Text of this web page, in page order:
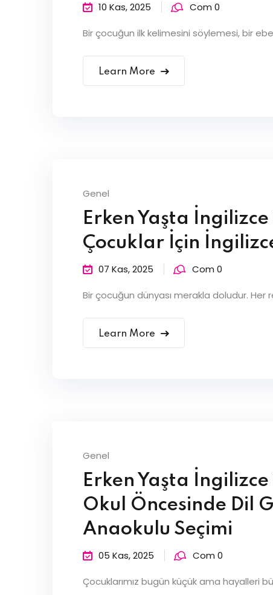
10 Kas, 2025 Com 0
Bir çocuğun ilk kelimesini söylemesi, bir
Learn More
Genel
Erken Yaşta
Çocuklar İçin
07 Kas, 2025 Com 0
Bir çocuğun dünyası merakla doludur. Her
Learn More
Genel
Erken Yaşta
Okul Öncesinde Dil
Anaokulu Seçimi
05 Kas, 2025 Com 0
Çocuklarımız bugün küçük ama hayalleri